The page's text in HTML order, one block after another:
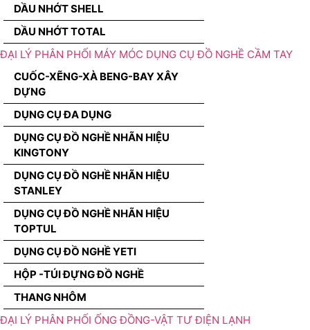
DẦU NHỚT SHELL
DẦU NHỚT TOTAL
ĐẠI LÝ PHÂN PHỐI MÁY MÓC DỤNG CỤ ĐỒ NGHỀ CẦM TAY
CUỐC-XẼNG-XÀ BENG-BAY XÂY
DỰNG
DỤNG CỤ ĐA DỤNG
DỤNG CỤ ĐỒ NGHỀ NHÃN HIỆU
KINGTONY
DỤNG CỤ ĐỒ NGHỀ NHÃN HIỆU
STANLEY
DỤNG CỤ ĐỒ NGHỀ NHÃN HIỆU
TOPTUL
DỤNG CỤ ĐỒ NGHỀ YETI
HỘP -TÚI ĐỰNG ĐỒ NGHỀ
THANG NHÔM
ĐẠI LÝ PHÂN PHỐI ỐNG ĐỒNG-VẬT TƯ ĐIỆN LẠNH